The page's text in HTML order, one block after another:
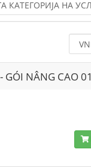
GÓI NÂNG CAO 01